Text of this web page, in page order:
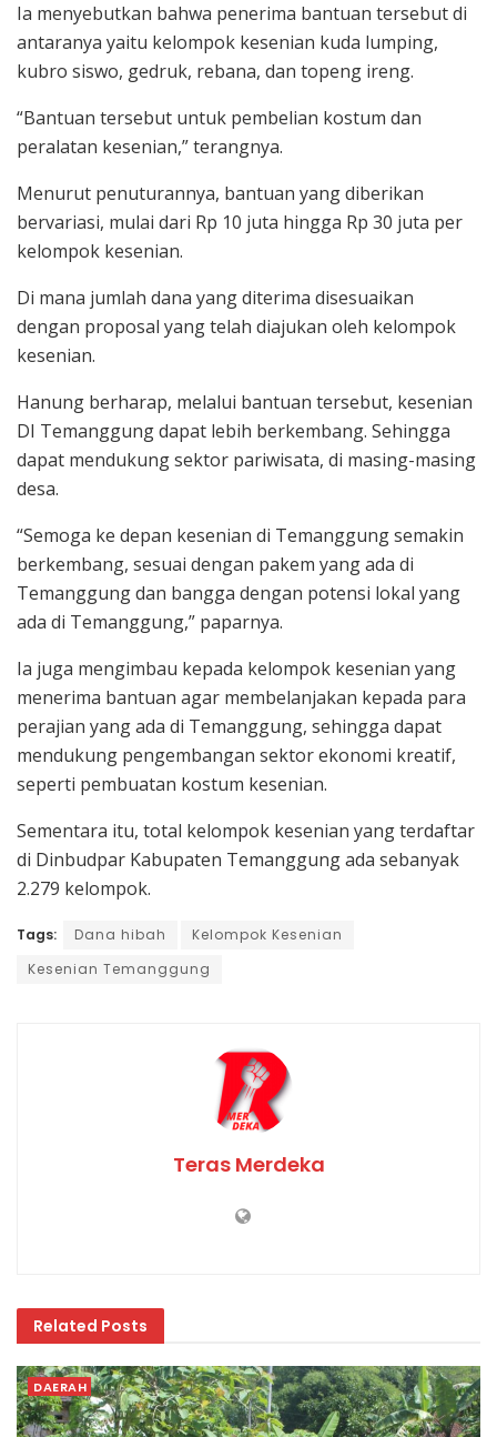
Ia menyebutkan bahwa penerima bantuan tersebut di
antaranya yaitu kelompok kesenian kuda lumping,
kubro siswo, gedruk, rebana, dan topeng ireng.
“Bantuan tersebut untuk pembelian kostum dan
peralatan kesenian,” terangnya.
Menurut penuturannya, bantuan yang diberikan
bervariasi, mulai dari Rp 10 juta hingga Rp 30 juta per
kelompok kesenian.
Di mana jumlah dana yang diterima disesuaikan
dengan proposal yang telah diajukan oleh kelompok
kesenian.
Hanung berharap, melalui bantuan tersebut, kesenian
DI Temanggung dapat lebih berkembang. Sehingga
dapat mendukung sektor pariwisata, di masing-masing
desa.
“Semoga ke depan kesenian di Temanggung semakin
berkembang, sesuai dengan pakem yang ada di
Temanggung dan bangga dengan potensi lokal yang
ada di Temanggung,” paparnya.
Ia juga mengimbau kepada kelompok kesenian yang
menerima bantuan agar membelanjakan kepada para
perajian yang ada di Temanggung, sehingga dapat
mendukung pengembangan sektor ekonomi kreatif,
seperti pembuatan kostum kesenian.
Sementara itu, total kelompok kesenian yang terdaftar
di Dinbudpar Kabupaten Temanggung ada sebanyak
2.279 kelompok.
Tags: Dana hibah
Kelompok Kesenian
Kesenian Temanggung
Teras Merdeka
Related Posts
DAERAH